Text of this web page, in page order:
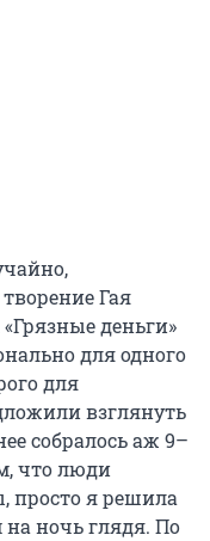
Гая
деньги»
для одного
для
взглянуть
собралось аж 9–
что люди
просто я решила
ночь глядя. По